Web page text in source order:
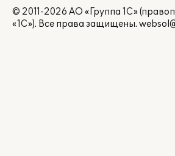
© 2011-2026 АО «Группа 1С»
«1С»). Все права защищены.